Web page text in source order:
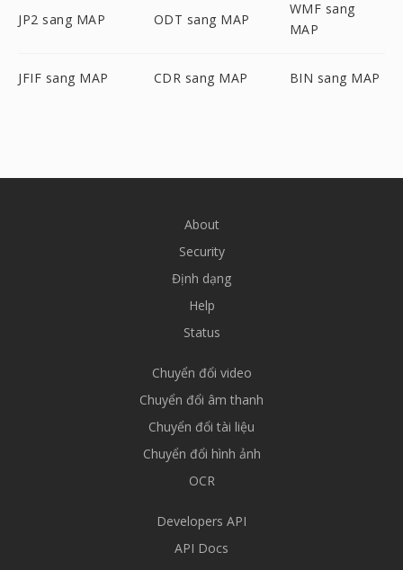
JP2 sang MAP ODT sang MAP
WMF sang
MAP
JFIF sang MAP CDR sang MAP BIN sang MAP
About
Security
Định dạng
Help
Status
Chuyển đổi video
Chuyển đổi âm thanh
Chuyển đổi tài liệu
Chuyển đổi hình ảnh
OCR
Developers API
API Docs